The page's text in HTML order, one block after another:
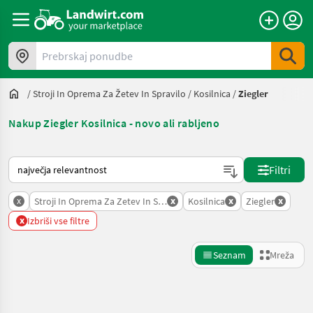
Prebrskaj ponudbe
/Stroji In Oprema Za Žetev In Spravilo / Kosilnica /Ziegler
Nakup Ziegler Kosilnica - novo ali rabljeno
Tako je razvrščeno na Landwirt.com
Filtri
x Stroji In Oprema Za Zetev In Spravilo
x Kosilnica x Ziegler x
x Izbriši vse filtre
Seznam Mreža